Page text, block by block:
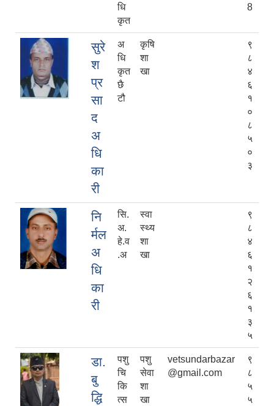
धि
कृत
8
सुरे
श
प्र
सा
द
अ
धि
का
री
अ
धि
कृत
छै
टौ
कृषि
शा
खा
९
८
४
६
१
०
८
५
०
३
नि
र्मल
अ
धि
का
री
सि.
अ.
हे.व
.अ
स्वा
स्थ्य
शा
खा
९
८
४
६
१
२
६
१
३
५
डा.
बु
द्धि
पशु
चि
कि
त्स
पशु
सेवा
शा
खा
vetsundarbazar
@gmail.com
९
८
५
५